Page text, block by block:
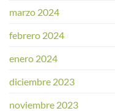
marzo 2024
febrero 2024
enero 2024
diciembre 2023
noviembre 2023